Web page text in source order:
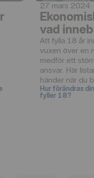
27 mars 2024
vad
Att fylla 18 år
vuxen över en
medför ett
ansvar. Här
händer när du
Hur förändras
fyller 18?